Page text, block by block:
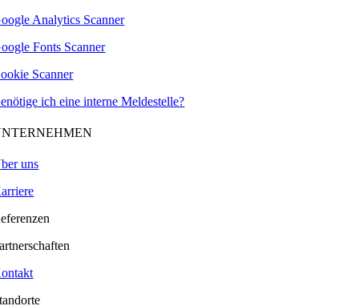
Analytics Scanner
Fonts Scanner
Scanner
ich eine interne Meldestelle?
uns